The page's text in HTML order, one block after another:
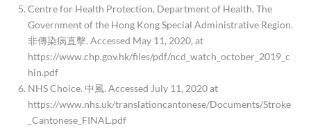
Centre for Health Protection, Department of Health, The
Government of the Hong Kong Special Administrative Region.
非傳染病直擊. Accessed May 11, 2020, at
https://www.chp.gov.hk/files/pdf/ncd_watch_october_2019_c
hin.pdf
NHS Choice. 中風. Accessed July 11, 2020 at
https://www.nhs.uk/translationcantonese/Documents/Stroke
_Cantonese_FINAL.pdf